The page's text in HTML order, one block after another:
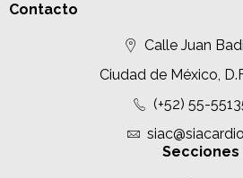
Contacto
Calle Juan
Ciudad de México,
(+52) 55-
Secciones